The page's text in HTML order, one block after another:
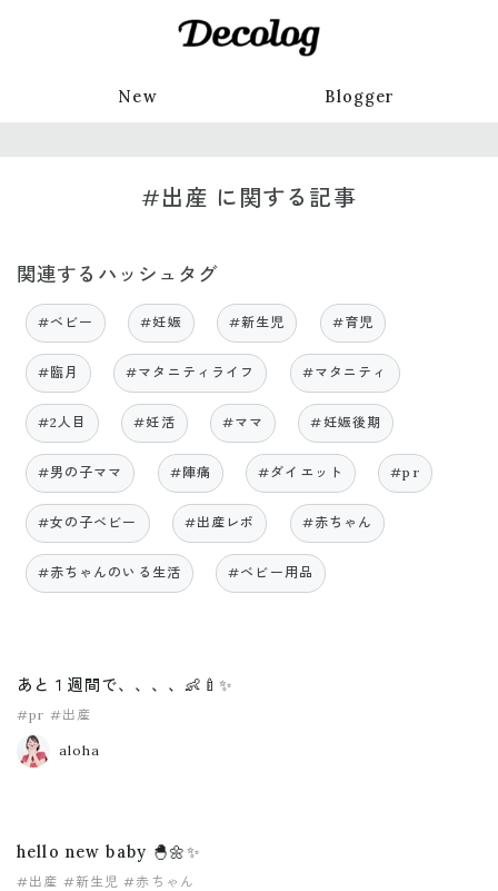
New Blogger
#出産 に関する記事
関連するハッシュタグ
#ベビー #妊娠 #新生児 #育児
#臨月 #マタニティライフ #マタニティ
#2人目 #妊活 #ママ #妊娠後期
#男の子ママ #陣痛 #ダイエット #pr
#女の子ベビー #出産レポ #赤ちゃん
#赤ちゃんのいる生活 #ベビー用品
あと１週間で、、、、👶🍼✨
#pr #出産
aloha
hello new baby 🐣🌼✨
#出産 #新生児 #赤ちゃん